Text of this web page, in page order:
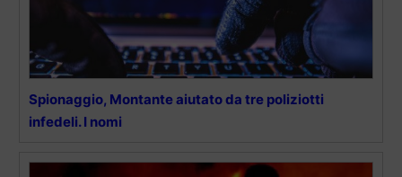
Spionaggio, Montante aiutato da tre poliziotti
infedeli. I nomi